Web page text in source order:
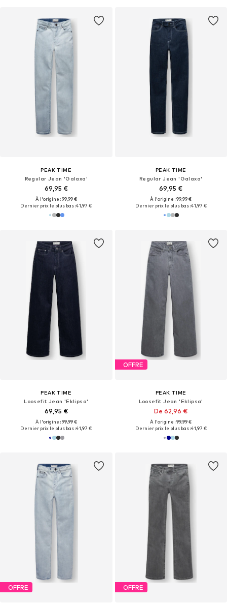
PEAK TIME
Regular Jean 'Galaxa'
69,95 €
À l'origine : 99,99 €
Dernier prix le plus bas :41,97 €
PEAK TIME
Regular Jean 'Galaxa'
69,95 €
À l'origine : 99,99 €
Dernier prix le plus bas :41,97 €
PEAK TIME
Loosefit Jean 'Eklipsa'
69,95 €
À l'origine : 99,99 €
Dernier prix le plus bas :41,97 €
OFFRE
PEAK TIME
Loosefit Jean 'Eklipsa'
De 62,96 €
À l'origine : 99,99 €
Dernier prix le plus bas :41,97 €
OFFRE OFFRE